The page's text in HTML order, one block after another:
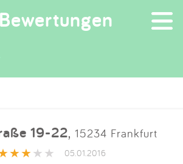
×
Suchen
App
19-22, 15234 Frankfurt
05.01.2016